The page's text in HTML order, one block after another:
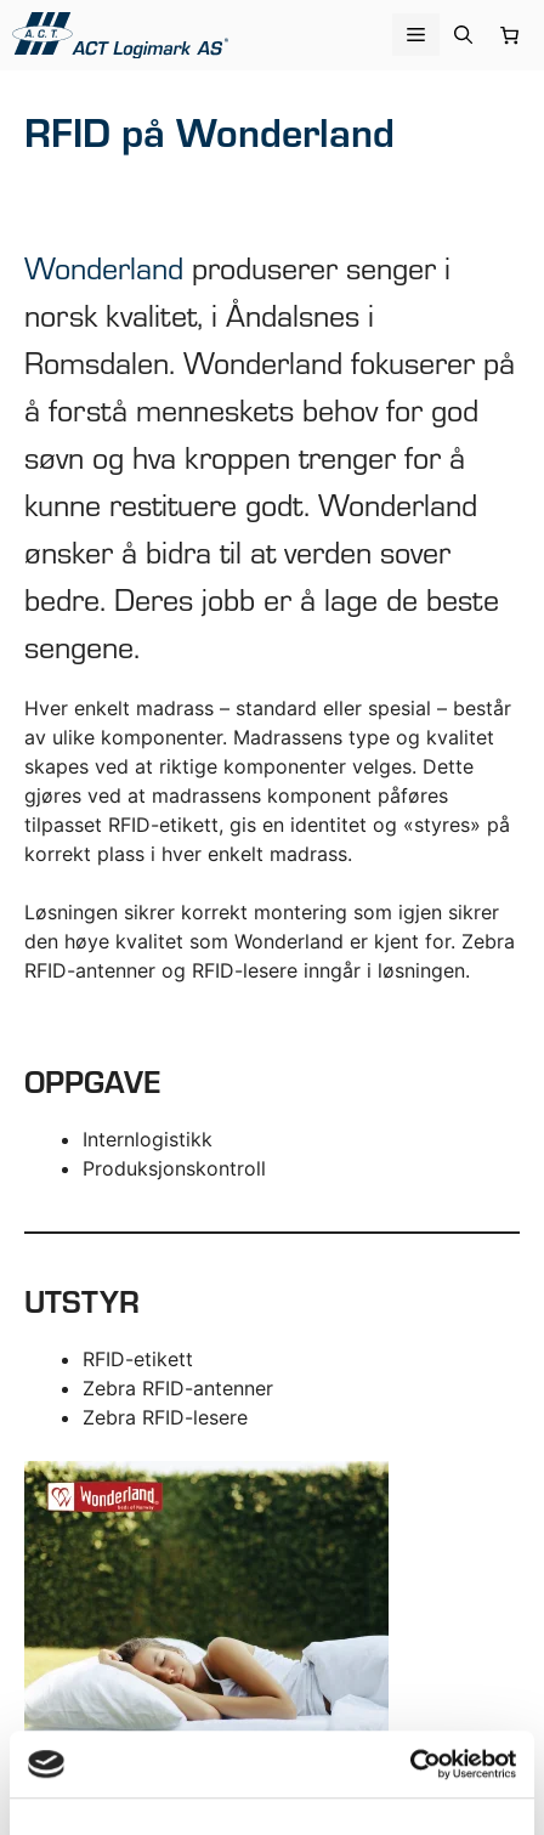
Hopp
til
Meny
RFID på Wonderland
Wonderland produserer senger i
norsk kvalitet, i Åndalsnes i
Romsdalen. Wonderland fokuserer på
å forstå menneskets behov for god
søvn og hva kroppen trenger for å
kunne restituere godt. Wonderland
ønsker å bidra til at verden sover
bedre. Deres jobb er å lage de beste
sengene.
Hver enkelt madrass – standard eller spesial – består
av ulike komponenter. Madrassens type og kvalitet
skapes ved at riktige komponenter velges. Dette
gjøres ved at madrassens komponent påføres
tilpasset RFID-etikett, gis en identitet og «styres» på
korrekt plass i hver enkelt madrass.
Løsningen sikrer korrekt montering som igjen sikrer
den høye kvalitet som Wonderland er kjent for. Zebra
RFID-antenner og RFID-lesere inngår i løsningen.
OPPGAVE
Internlogistikk
Produksjonskontroll
UTSTYR
RFID-etikett
Zebra RFID-antenner
Zebra RFID-lesere